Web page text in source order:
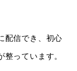
配信でき、初心
っています。